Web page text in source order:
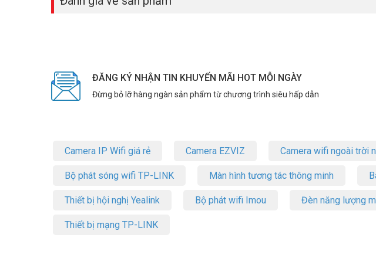
ĐĂNG KÝ NHẬN TIN KHUYẾN MÃI HOT MỖI NGÀY
Đừng bỏ lỡ hàng ngàn sản phẩm từ chương trình siêu hấp dẫn
Camera IP Wifi giá rẻ Camera EZVIZ Camera wifi ngoài trời
Bộ phát sóng wifi TP-LINK Màn hình tương tác thông minh
Thiết bị hội nghị Yealink Bộ phát wifi Imou Đèn năng lượng
Thiết bị mạng TP-LINK